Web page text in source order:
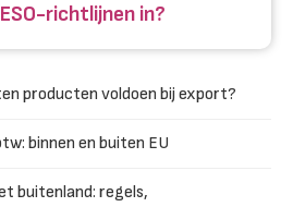
richtlijnen in?
producten voldoen bij export?
binnen en buiten EU
buitenland: regels,